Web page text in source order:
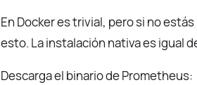
En Docker es trivial, pero si no
esto. La instalación nativa es igual
Descarga el binario de Prometheus: